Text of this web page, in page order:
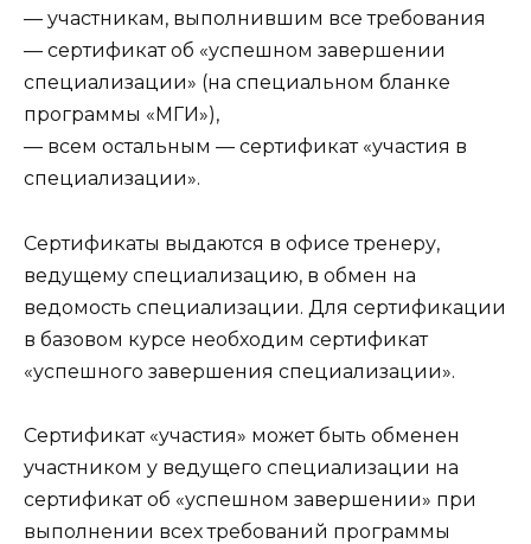
— участникам, выполнившим все требования
— сертификат об «успешном завершении
специализации» (на специальном бланке
программы «МГИ»),
— всем остальным — сертификат «участия в
специализации».
Сертификаты выдаются в офисе тренеру,
ведущему специализацию, в обмен на
ведомость специализации. Для сертификации
в базовом курсе необходим сертификат
«успешного завершения специализации».
Сертификат «участия» может быть обменен
участником у ведущего специализации на
сертификат об «успешном завершении» при
выполнении всех требований программы